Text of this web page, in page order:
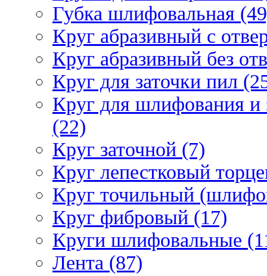
Губка шлифовальная
Круг абразивный c
Круг абразивный без
Круг для заточки пил
Круг для шлифования и
(22)
Круг заточной (7)
Круг лепестковый
Круг точильный
Круг фибровый (17)
Круги шлифовальные
Лента (87)